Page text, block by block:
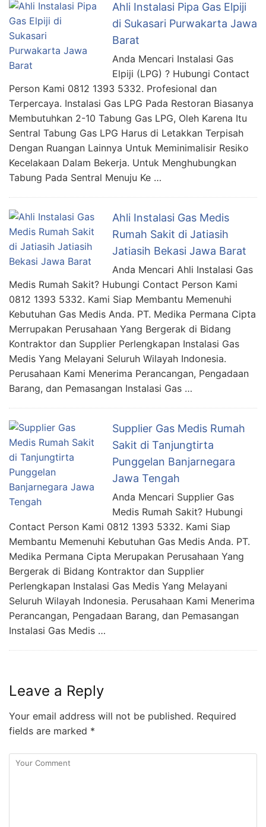
Ahli Instalasi Pipa Gas Elpiji
di Sukasari Purwakarta Jawa
Barat
Anda Mencari Instalasi Gas
Elpiji (LPG) ? Hubungi Contact
Person Kami 0812 1393 5332. Profesional dan
Terpercaya. Instalasi Gas LPG Pada Restoran Biasanya
Membutuhkan 2-10 Tabung Gas LPG, Oleh Karena Itu
Sentral Tabung Gas LPG Harus di Letakkan Terpisah
Dengan Ruangan Lainnya Untuk Meminimalisir Resiko
Kecelakaan Dalam Bekerja. Untuk Menghubungkan
Tabung Pada Sentral Menuju Ke …
Ahli Instalasi Gas Medis
Rumah Sakit di Jatiasih
Jatiasih Bekasi Jawa Barat
Anda Mencari Ahli Instalasi Gas
Medis Rumah Sakit? Hubungi Contact Person Kami
0812 1393 5332. Kami Siap Membantu Memenuhi
Kebutuhan Gas Medis Anda. PT. Medika Permana Cipta
Merrupakan Perusahaan Yang Bergerak di Bidang
Kontraktor dan Supplier Perlengkapan Instalasi Gas
Medis Yang Melayani Seluruh Wilayah Indonesia.
Perusahaan Kami Menerima Perancangan, Pengadaan
Barang, dan Pemasangan Instalasi Gas …
Supplier Gas Medis Rumah
Sakit di Tanjungtirta
Punggelan Banjarnegara
Jawa Tengah
Anda Mencari Supplier Gas
Medis Rumah Sakit? Hubungi
Contact Person Kami 0812 1393 5332. Kami Siap
Membantu Memenuhi Kebutuhan Gas Medis Anda. PT.
Medika Permana Cipta Merupakan Perusahaan Yang
Bergerak di Bidang Kontraktor dan Supplier
Perlengkapan Instalasi Gas Medis Yang Melayani
Seluruh Wilayah Indonesia. Perusahaan Kami Menerima
Perancangan, Pengadaan Barang, dan Pemasangan
Instalasi Gas Medis …
Leave a Reply
Your email address will not be published. Required
fields are marked *